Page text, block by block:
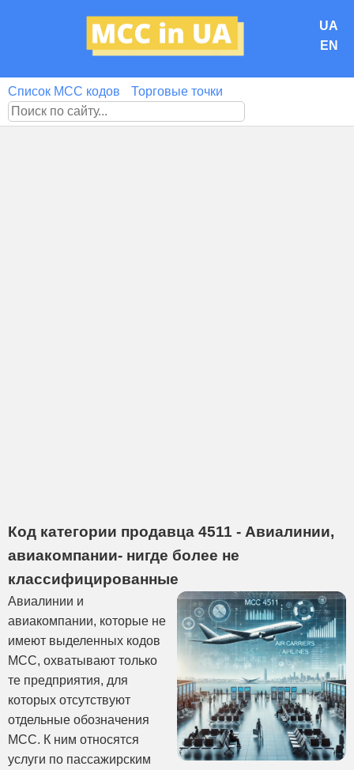
UA
EN
Список MCC кодов Торговые точки
Код категории продавца 4511 - Авиалинии,
авиакомпании- нигде более не
классифицированные
Авиалинии и
авиакомпании, которые не
имеют выделенных кодов
MCC, охватывают только
те предприятия, для
которых отсутствуют
отдельные обозначения
MCC. К ним относятся
услуги по пассажирским